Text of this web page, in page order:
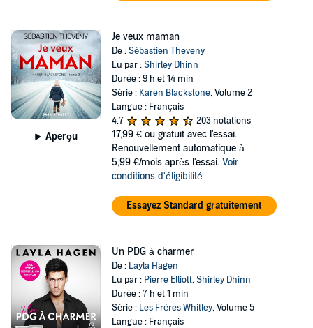
Aperçu
Je veux maman
De :Sébastien Theveny
Lu par :Shirley Dhinn
Durée : 9 h et 14 min
Série : Karen Blackstone, Volume 2
Langue : Français
4,7
203 notations
17,99 € ou gratuit avec l'essai.
Renouvellement automatique à
5,99 €/mois après l'essai. Voir
conditions d'éligibilité
Essayez Standard gratuitement
Un PDG à charmer
De : Layla Hagen
Lu par : Pierre Elliott,Shirley Dhinn
Durée : 7 h et 1 min
Série : Les Frères Whitley, Volume 5
Langue : Français